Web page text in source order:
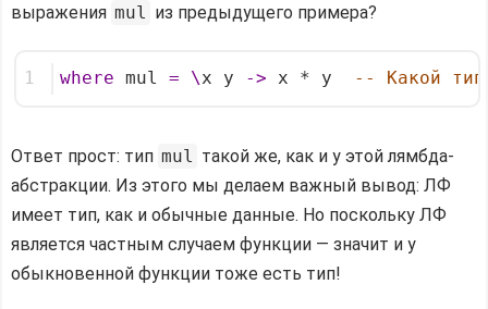
выражения mul из предыдущего примера?
1 where mul = \x y -> x * y -- Какой
Ответ прост: тип mul такой же, как и у этой лямбда-
абстракции. Из этого мы делаем важный вывод: ЛФ
имеет тип, как и обычные данные. Но поскольку ЛФ
является частным случаем функции — значит и у
обыкновенной функции тоже есть тип!